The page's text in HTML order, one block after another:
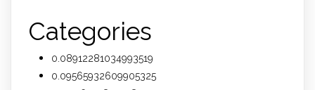
Categories
0.08912281034993519
0.09565932609905325